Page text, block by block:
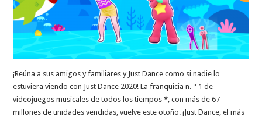
¡Reúna a sus amigos y familiares y Just Dance como si nadie lo
estuviera viendo con Just Dance 2020! La franquicia n. ° 1 de
videojuegos musicales de todos los tiempos *, con más de 67
millones de unidades vendidas, vuelve este otoño. ¡Just Dance, el más